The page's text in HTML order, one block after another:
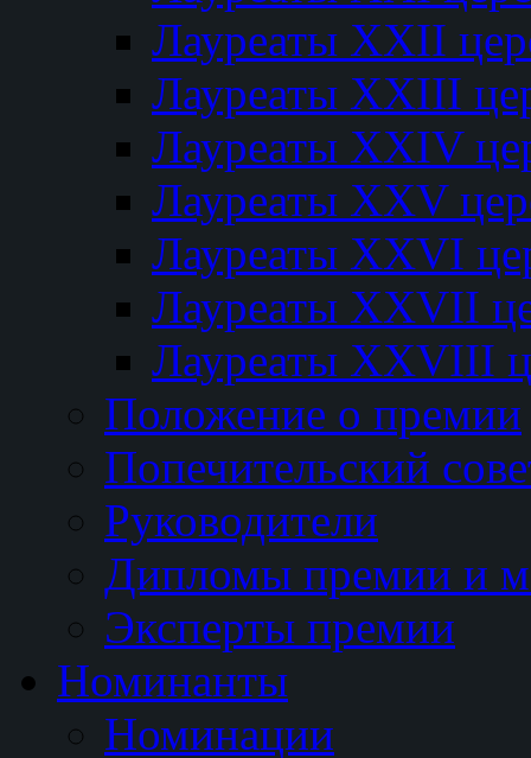
Лауреаты XXII
Лауреаты XXIII
Лауреаты XXIV
Лауреаты XXV
Лауреаты XXVI
Лауреаты XXVII
Лауреаты XXVIII
Положение о премии
Попечительский
Руководители
Дипломы премии и
Эксперты премии
Номинанты
Номинации